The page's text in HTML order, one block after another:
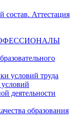
состав. Аттестация
условий труда
условий
деятельности
образования